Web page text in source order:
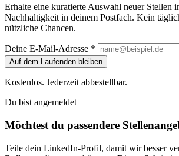
Erhalte eine kuratierte Auswahl neuer Stellen
Nachhaltigkeit in deinem Postfach. Kein
nützliche Chancen.
Deine E-Mail-Adresse *
Auf dem Laufenden bleiben
Kostenlos. Jederzeit abbestellbar.
Du bist angemeldet
Möchtest du passendere
Teile dein LinkedIn-Profil, damit wir besser